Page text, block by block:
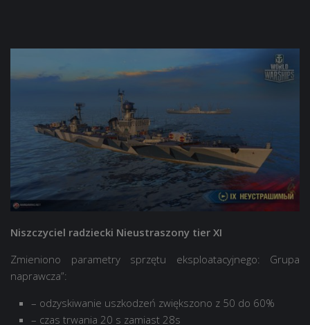
Niszczyciel radziecki Nieustraszony tier XI
Zmieniono parametry sprzętu eksploatacyjnego: Grupa
naprawcza”:
– odzyskiwanie uszkodzeń zwiększono z 50 do 60%
– czas trwania 20 s zamiast 28s